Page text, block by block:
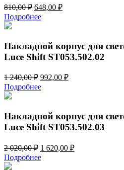
810,00₽ Первоначальная
цена
составляла
648,00 ₽Текущая
Подробнее
Накладной корпус для
Luce Shift ST053.502.02
1 240,00₽ Первоначальная
цена
составляла
240,00 ₽.
992,00 ₽Текущая
Подробнее
Накладной корпус для
Luce Shift ST053.502.03
2 020,00₽ Первоначальная
цена
составляла
1 620,00 ₽Текущая
Подробнее